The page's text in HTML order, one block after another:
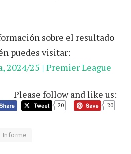
sobre el resultado
puedes visitar:
2024/25 | Premier League
Please follow and like us:
20 20
Informe